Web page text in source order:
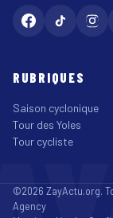
RUBRIQUES
Saison cyclonique
Tour des Yoles
Tour cycliste
©2026 ZayActu.org.
Agency